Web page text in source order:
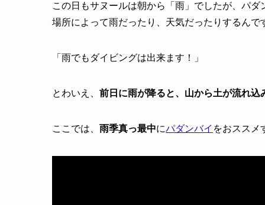
この日もサヌールは朝から「雨」でしたが、パダ
場所によって雨だったり、天気だったりするんで
「雨でもダイビングは出来ます！」
とわいえ、 前日に雨が降ると、山から土が流れ込
ここでは、 雨季真っ最中にパダンバイ をおススメ